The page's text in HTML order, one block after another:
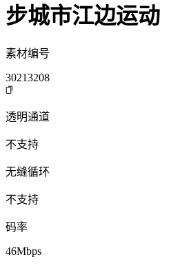
步城市江边运动
素材编号
30213208
透明通道
不支持
无缝循环
不支持
码率
46Mbps